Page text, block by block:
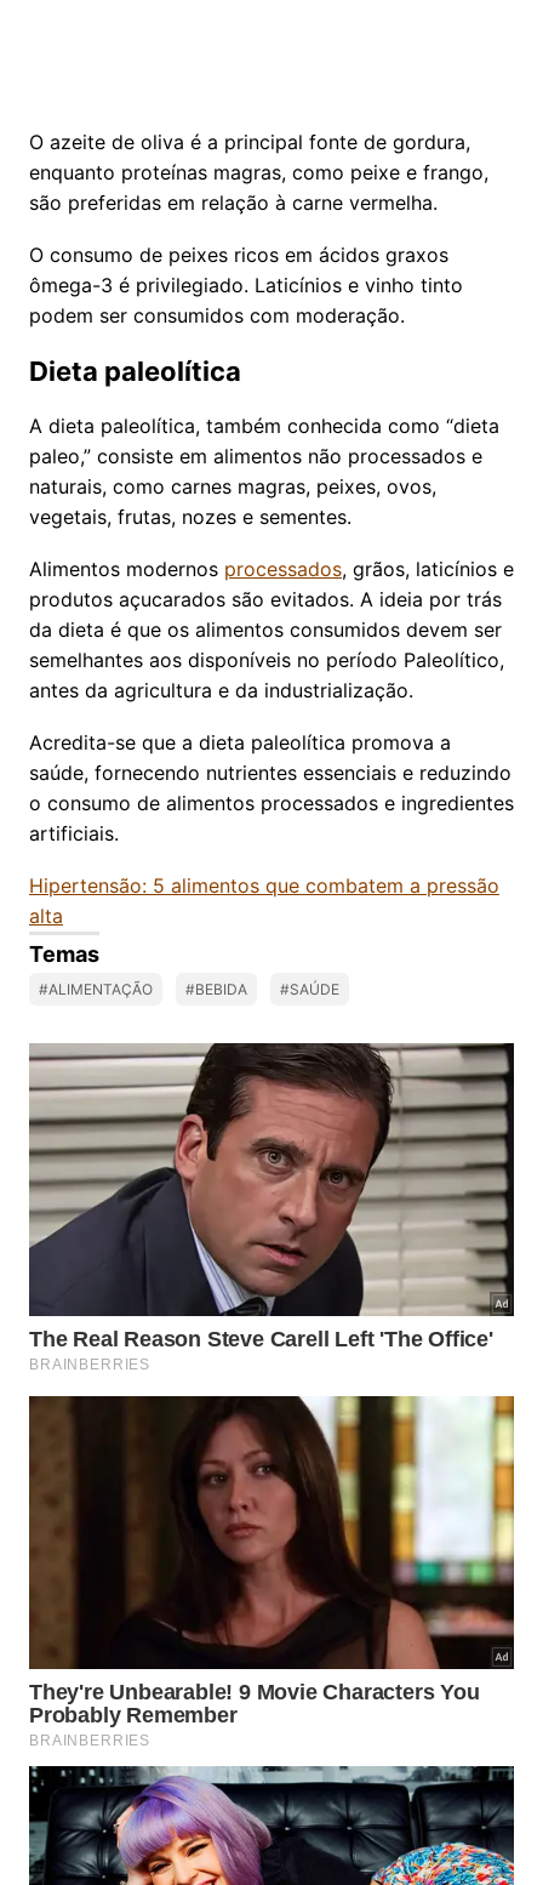
O azeite de oliva é a principal fonte de gordura,
enquanto proteínas magras, como peixe e frango,
são preferidas em relação à carne vermelha.
O consumo de peixes ricos em ácidos graxos
ômega-3 é privilegiado. Laticínios e vinho tinto
podem ser consumidos com moderação.
Dieta paleolítica
A dieta paleolítica, também conhecida como “dieta
paleo,” consiste em alimentos não processados e
naturais, como carnes magras, peixes, ovos,
vegetais, frutas, nozes e sementes.
Alimentos modernos processados, grãos, laticínios e
produtos açucarados são evitados. A ideia por trás
da dieta é que os alimentos consumidos devem ser
semelhantes aos disponíveis no período Paleolítico,
antes da agricultura e da industrialização.
Acredita-se que a dieta paleolítica promova a
saúde, fornecendo nutrientes essenciais e reduzindo
o consumo de alimentos processados e ingredientes
artificiais.
Hipertensão: 5 alimentos que combatem a pressão
alta
Temas
#ALIMENTAÇÃO #BEBIDA #SAÚDE